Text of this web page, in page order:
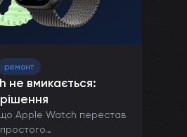
ремонт
не вмикається:
Apple Watch перестав
простого